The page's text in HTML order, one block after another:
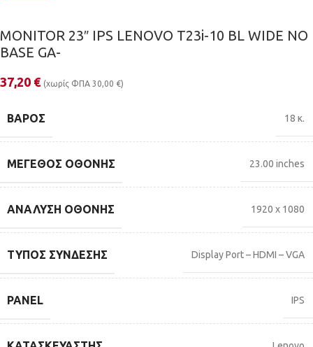
MONITOR 23″ IPS LENOVO T23i-10 BL WIDE NO
BASE GA-
37,20 € (χωρίς ΦΠΑ 30,00 €)
ΒΆΡΟΣ 18 κ.
ΜΈΓΕΘΟΣ ΟΘΌΝΗΣ 23.00 inches
ΑΝΆΛΥΣΗ ΟΘΌΝΗΣ 1920 x 1080
ΤΎΠΟΣ ΣΎΝΔΕΣΗΣ Display Port – HDMI – VGA
PANEL IPS